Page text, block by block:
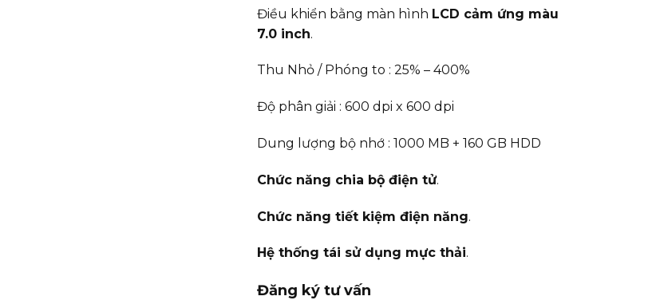
Điều khiển bằng màn hình LCD cảm ứng màu
7.0 inch.
Thu Nhỏ / Phóng to : 25% – 400%
Độ phân giải : 600 dpi x 600 dpi
Dung lượng bộ nhớ : 1000 MB + 160 GB HDD
Chức năng chia bộ điện tử.
Chức năng tiết kiệm điện năng.
Hệ thống tái sử dụng mực thải.
Đăng ký tư vấn